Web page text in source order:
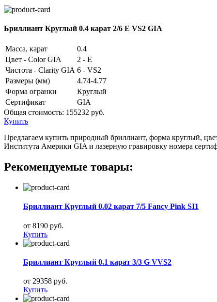
Бриллиант Круглый 0.4 карат 2/6 E VS2 GIA
Масса, карат
0.4
Цвет - Color GIA
2 - E
Чистота - Clarity GIA 6 - VS2
Размеры (мм)
4.74-4.77
Форма огранки
Круглый
Сертификат
GIA
Общая стоимость: 155232 руб.
Купить
Предлагаем купить природный бриллиант, форма круглый,
Института Америки GIA и лазерную гравировку номера
Рекомендуемые товары:
Бриллиант Круглый 0.02 карат 7/5 Fancy Pink SI1
от 8190 руб.
Купить
Бриллиант Круглый 0.1 карат 3/3 G VVS2
от 29358 руб.
Купить